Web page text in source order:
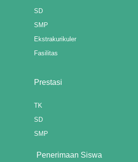
SD
SMP
Ekstrakurikuler
Fasilitas
Prestasi
TK
SD
SMP
Penerimaan Siswa